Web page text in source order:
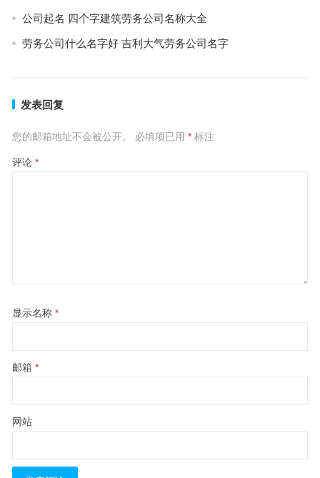
公司起名 四个字建筑劳务公司名称大全
劳务公司什么名字好 吉利大气劳务公司名字
发表回复
您的邮箱地址不会被公开。 必填项已用 *标注
评论 *
显示名称 *
邮箱 *
网站